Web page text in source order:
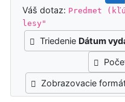
Váš dotaz: Predmet
lesy"
Triedenie Dátum
Zobrazovacie